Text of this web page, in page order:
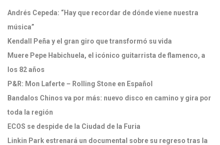
Andrés Cepeda: “Hay que recordar de dónde viene nuestra
música”
Kendall Peña y el gran giro que transformó su vida
Muere Pepe Habichuela, el icónico guitarrista de flamenco, a
los 82 años
P&R: Mon Laferte – Rolling Stone en Español
Bandalos Chinos va por más: nuevo disco en camino y gira por
toda la región
ECOS se despide de la Ciudad de la Furia
Linkin Park estrenará un documental sobre su regreso tras la